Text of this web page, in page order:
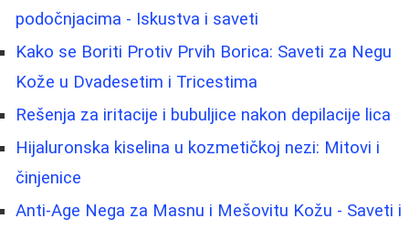
podočnjacima - Iskustva i saveti
Kako se Boriti Protiv Prvih Borica: Saveti za Negu
Kože u Dvadesetim i Tricestima
Rešenja za iritacije i bubuljice nakon depilacije lica
Hijaluronska kiselina u kozmetičkoj nezi: Mitovi i
činjenice
Anti-Age Nega za Masnu i Mešovitu Kožu - Saveti i